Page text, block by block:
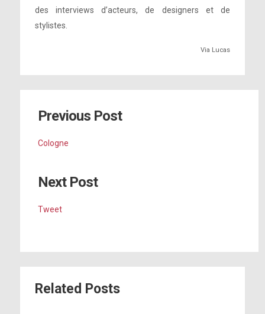
des interviews d’acteurs, de designers et de
stylistes.
Via Lucas
Previous Post
Cologne
Next Post
Tweet
Related Posts